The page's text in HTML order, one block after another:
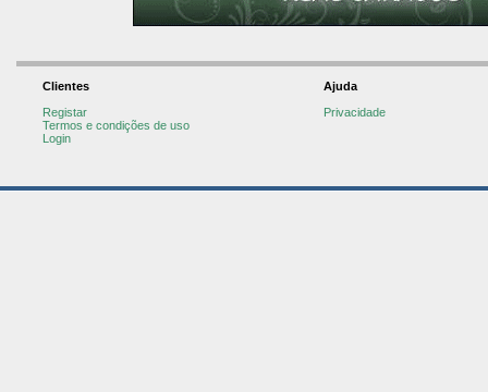
Clientes
Registar
Termos e condições de uso
Login
Ajuda
Privacidade